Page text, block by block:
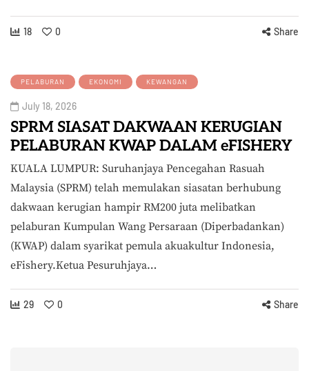
18 0 Share
PELABURAN EKONOMI KEWANGAN
July 18, 2026
SPRM SIASAT DAKWAAN KERUGIAN
PELABURAN KWAP DALAM eFISHERY
KUALA LUMPUR: Suruhanjaya Pencegahan Rasuah
Malaysia (SPRM) telah memulakan siasatan berhubung
dakwaan kerugian hampir RM200 juta melibatkan
pelaburan Kumpulan Wang Persaraan (Diperbadankan)
(KWAP) dalam syarikat pemula akuakultur Indonesia,
eFishery.Ketua Pesuruhjaya…
29 0 Share